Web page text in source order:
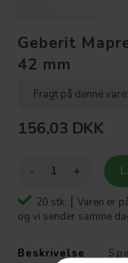
Geberit
42 mm
Fragt på denne
156,03 DKK
- +
20 stk. ⎮Varen er
og vi sender samme
Beskrivelse